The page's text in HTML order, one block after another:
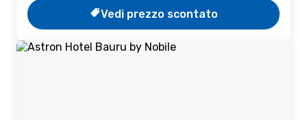
Vedi prezzo scontato